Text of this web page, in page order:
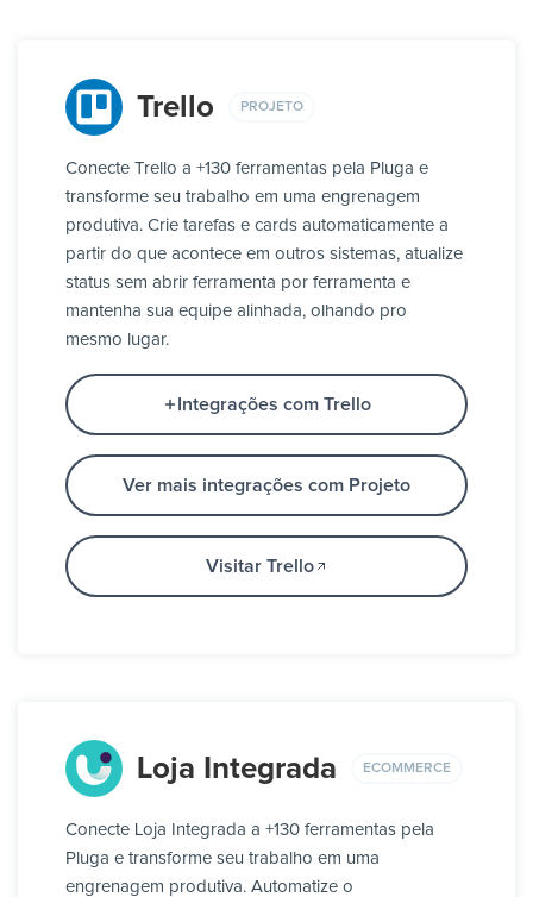
Trello PROJETO
Conecte Trello a +130 ferramentas pela Pluga e
transforme seu trabalho em uma engrenagem
produtiva. Crie tarefas e cards automaticamente a
partir do que acontece em outros sistemas, atualize
status sem abrir ferramenta por ferramenta e
mantenha sua equipe alinhada, olhando pro
mesmo lugar.
Integrações com Trello
Ver mais integrações com Projeto
Visitar Trello
Loja Integrada ECOMMERCE
Conecte Loja Integrada a +130 ferramentas pela
Pluga e transforme seu trabalho em uma
engrenagem produtiva. Automatize o